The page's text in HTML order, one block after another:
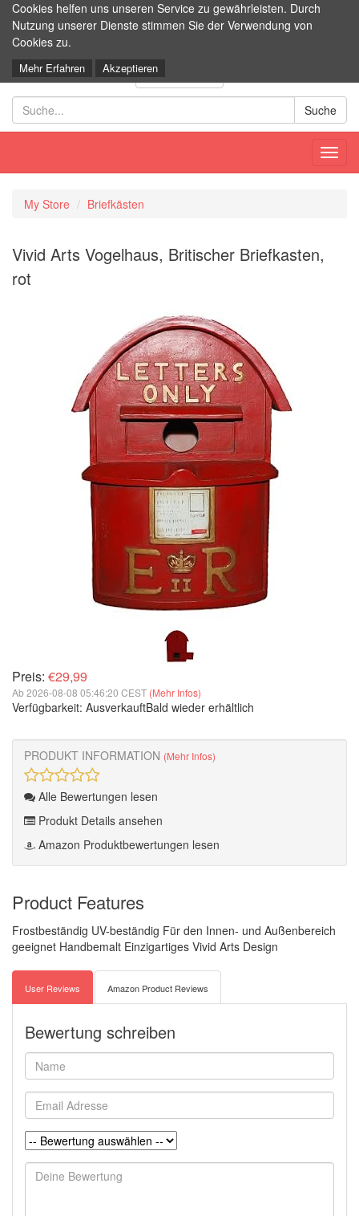
SteBA - Putzen mit System
My Store Briefkästen
Vivid Arts Vogelhaus, Britischer Briefkasten,
rot
Preis: €29,99
Ab 2026-08-08 05:46:20 CEST (Mehr Infos)
Verfügbarkeit: AusverkauftBald wieder erhältlich
PRODUKT INFORMATION (Mehr Infos)
Alle Bewertungen lesen
Produkt Details ansehen
Amazon Produktbewertungen lesen
Product Features
Frostbeständig UV-beständig Für den Innen- und Außenbereich
geeignet Handbemalt Einzigartiges Vivid Arts Design
User Reviews Amazon Product Reviews
Bewertung schreiben
Name
Email
Adresse
Rating:
Deine
Anfrage
Cookies helfen uns unseren Service zu gewährleisten. Durch
Nutzung unserer Dienste stimmen Sie der Verwendung von
Cookies zu.
Mehr Erfahren Akzeptieren